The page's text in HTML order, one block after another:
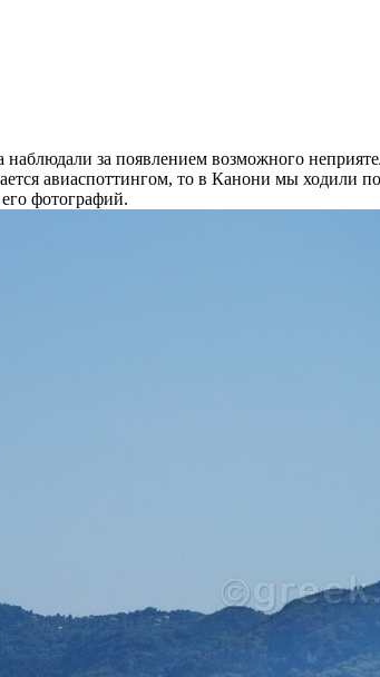
за появлением возможного
авиаспоттингом, то в Канони мы ходили
фотографий.